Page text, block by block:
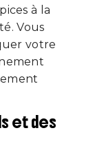
à la
Vous
votre
et des